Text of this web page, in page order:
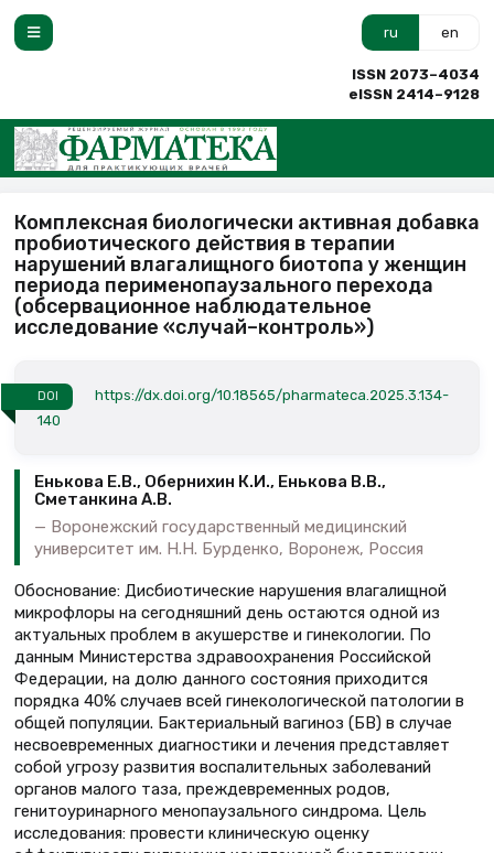
ru en
ISSN 2073–4034
eISSN 2414–9128
Комплексная биологически активная добавка
пробиотического действия в терапии
нарушений влагалищного биотопа у женщин
периода перименопаузального перехода
(обсервационное наблюдательное
исследование «случай–контроль»)
DOI
https://dx.doi.org/10.18565/pharmateca.2025.3.134-
140
Енькова Е.В., Обернихин К.И., Енькова В.В.,
Сметанкина А.В.
Воронежский государственный медицинский
университет им. Н.Н. Бурденко, Воронеж, Россия
Обоснование: Дисбиотические нарушения влагалищной
микрофлоры на сегодняшний день остаются одной из
актуальных проблем в акушерстве и гинекологии. По
данным Министерства здравоохранения Российской
Федерации, на долю данного состояния приходится
порядка 40% случаев всей гинекологической патологии в
общей популяции. Бактериальный вагиноз (БВ) в случае
несвоевременных диагностики и лечения представляет
собой угрозу развития воспалительных заболеваний
органов малого таза, преждевременных родов,
генитоуринарного менопаузального синдрома. Цель
исследования: провести клиническую оценку